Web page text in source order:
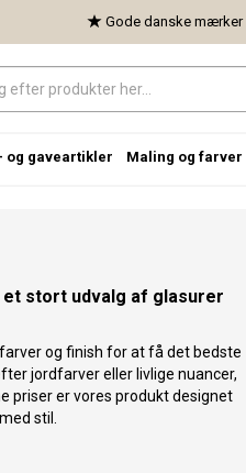
stort udvalg af glasurer
og finish for at få det bedste
jordfarver eller livlige nuancer,
priser er vores produkt designet
stil.
Gode danske mærker
og gaveartikler Maling og farver